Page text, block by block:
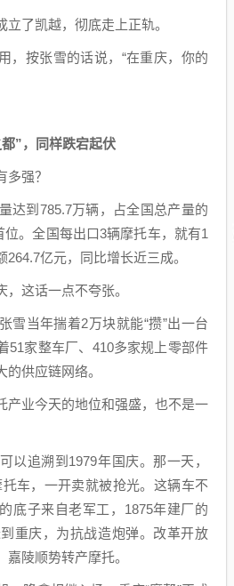
了凯越，彻底走上正轨。
，按张雪的话说，“在重庆，你的
”，同样跌宕起伏
强？
达到785.7万辆，占全国总产量的
。全国每出口3辆摩托车，就有1
亿元，同比增长近三成。
这话一点不夸张。
雪当年揣着2万块就能“攒”出一台
51家整车厂、410多家规上零部件
供应链网络。
产业今天的地位和强盛，也不是一
以追溯到1979年国庆。那一天，
车，一开卖就被抢光。这辆车不
子来自老军工，1875年建厂的
重庆，为抗战造炮弹。改革开放
陵顺势转产摩托。